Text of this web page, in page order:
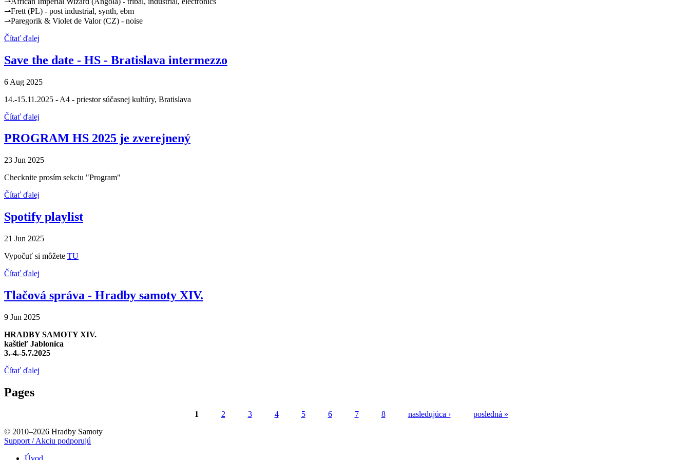
⇀Frett (PL) - post industrial, synth, ebm
⇀Paregorik & Violet de Valor (CZ) - noise
Čítať ďalej
Save the date - HS - Bratislava intermezzo
6 Aug 2025
14.-15.11.2025 - A4 - priestor súčasnej kultúry, Bratislava
Čítať ďalej
PROGRAM HS 2025 je zverejnený
23 Jun 2025
Checknite prosím sekciu "Program"
Čítať ďalej
Spotify playlist
21 Jun 2025
Vypočuť si môžete TU
Čítať ďalej
Tlačová správa - Hradby samoty XIV.
9 Jun 2025
HRADBY SAMOTY XIV.
kaštieľ Jablonica
3.-4.-5.7.2025
Čítať ďalej
Pages
1 2 3 4 5 6 7 8 nasledujúca ›
posledná »
© 2010–2026 Hradby Samoty
Support / Akciu podporujú
Úvod